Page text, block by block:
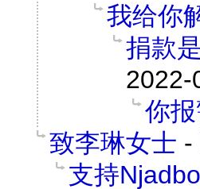
我给你
捐款
2022-
你
致李琳女士 -
支持